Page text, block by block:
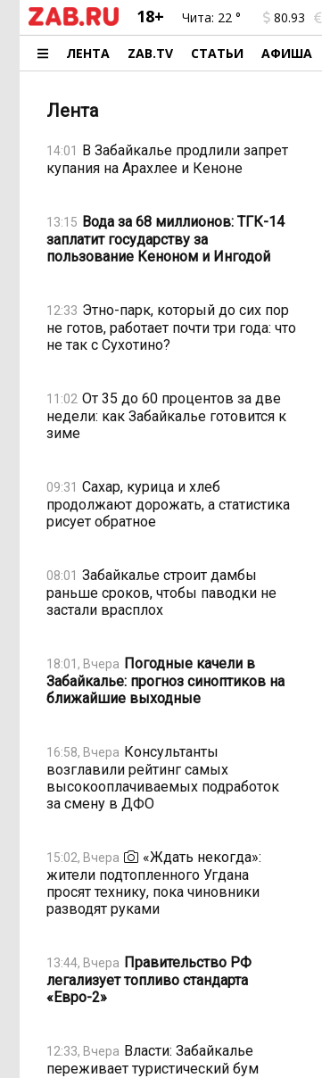
18+ Чита: 22 ° 80.93
ЛЕНТА ZAB.TV СТАТЬИ АФИША
Лента
14:01 В Забайкалье продлили запрет
купания на Арахлее и Кеноне
13:15 Вода за 68 миллионов: ТГК-14
заплатит государству за
пользование Кеноном и Ингодой
12:33 Этно-парк, который до сих пор
не готов, работает почти три года: что
не так с Сухотино?
11:02 От 35 до 60 процентов за две
недели: как Забайкалье готовится к
зиме
09:31 Сахар, курица и хлеб
продолжают дорожать, а статистика
рисует обратное
08:01 Забайкалье строит дамбы
раньше сроков, чтобы паводки не
застали врасплох
18:01, Вчера Погодные качели в
Забайкалье: прогноз синоптиков на
ближайшие выходные
16:58, Вчера Консультанты
возглавили рейтинг самых
высокооплачиваемых подработок
за смену в ДФО
15:02, Вчера
«Ждать некогда»:
жители подтопленного Угдана
просят технику, пока чиновники
разводят руками
13:44, Вчера Правительство РФ
легализует топливо стандарта
«Евро-2»
12:33, Вчера Власти: Забайкалье
переживает туристический бум